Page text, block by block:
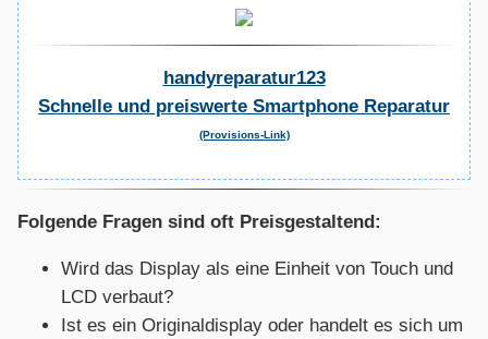
handyreparatur123
Schnelle und preiswerte Smartphone Reparatur
(Provisions-Link)
Folgende Fragen sind oft Preisgestaltend:
Wird das Display als eine Einheit von Touch und
LCD verbaut?
Ist es ein Originaldisplay oder handelt es sich um